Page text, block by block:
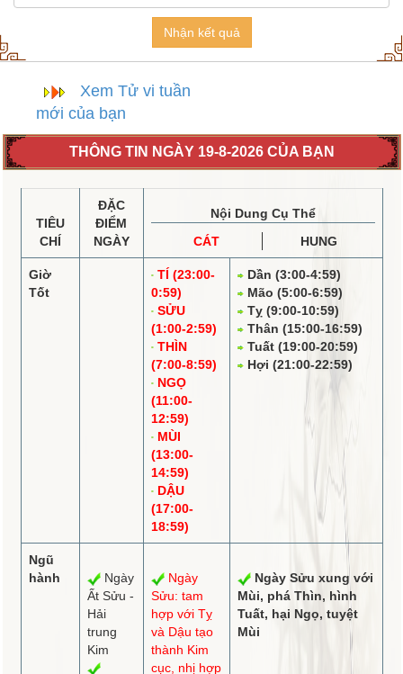
Nhận kết quả
Xem Tử vi tuần
mới của bạn
THÔNG TIN NGÀY 19-8-2026 CỦA BẠN
TIÊU
CHÍ
ĐẶC
ĐIỂM
NGÀY
Nội Dung Cụ Thể
CÁT
HUNG
Giờ
Tốt
TÍ (23:00-
0:59)
SỬU
(1:00-2:59)
THÌN
(7:00-8:59)
NGỌ
(11:00-
12:59)
MÙI
(13:00-
14:59)
DẬU
(17:00-
18:59)
Dần (3:00-4:59)
Mão (5:00-6:59)
Tỵ (9:00-10:59)
Thân (15:00-16:59)
Tuất (19:00-20:59)
Hợi (21:00-22:59)
Ngũ
hành
Ngày
Ất Sửu -
Hải
trung
Kim
Ngày
Sửu: tam
hợpvới Tỵ
và Dậu tạo
thành Kim
cục, nhị hợp
Ngày Sửu xung với
Mùi, pháThìn, hình
Tuất, hại Ngọ, tuyệt
Mùi